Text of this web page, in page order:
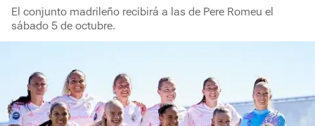
El conjunto madrileño recibirá a las de Pere Romeu el
sábado 5 de octubre.